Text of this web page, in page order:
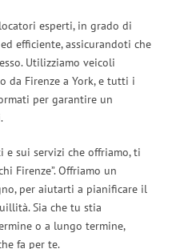
esperti, in grado di
efficiente, assicurandoti che
Utilizziamo veicoli
da Firenze a York, e tutti i
per garantire un
e sui servizi che offriamo, ti
Firenze”. Offriamo un
per aiutarti a pianificare il
Sia che tu stia
o a lungo termine,
fa per te.